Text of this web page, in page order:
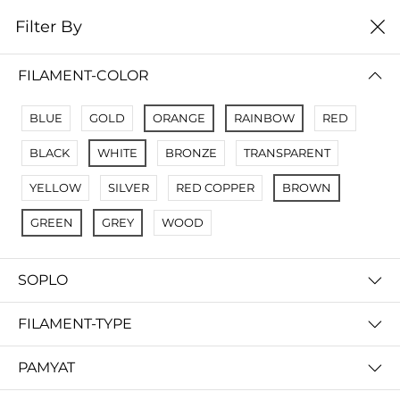
0
No Results
Not Found Filters1
Not Found Filters2
Filter By
FILAMENT-COLOR
BLUE GOLD ORANGE RAINBOW RED
BLACK WHITE BRONZE TRANSPARENT
YELLOW SILVER RED COPPER BROWN
GREEN GREY WOOD
SOPLO
FILAMENT-TYPE
PAMYAT